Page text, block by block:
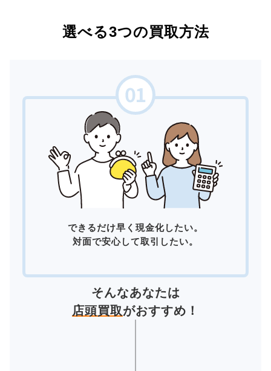
選べる3つの買取方法
できるだけ早く現金化したい。
対面で安心して取引したい。
そんなあなたは
店頭買取がおすすめ！